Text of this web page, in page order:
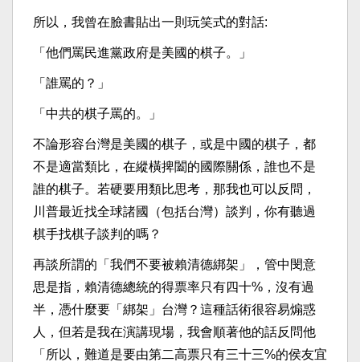
所以，我曾在臉書貼出一則玩笑式的對話:
「他們罵民進黨政府是美國的棋子。」
「誰罵的？」
「中共的棋子罵的。」
不論形容台灣是美國的棋子，或是中國的棋子，都
不是適當類比，在縱橫捭闔的國際關係，誰也不是
誰的棋子。若硬要用類比思考，那我也可以反問，
川普最近找全球諸國（包括台灣）談判，你有聽過
棋手找棋子談判的嗎？
再談所謂的「我們不要被賴清德綁架」，管中閔意
思是指，賴清德總統的得票率只有四十%，沒有過
半，憑什麼要「綁架」台灣？這種話術很容易煽惑
人，但若是我在演講現場，我會順著他的話反問他
「所以，難道是要由第二高票只有三十三%的侯友宜